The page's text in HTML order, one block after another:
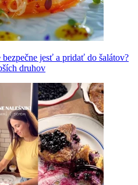
jesť a pridať do šalátov?
druhov